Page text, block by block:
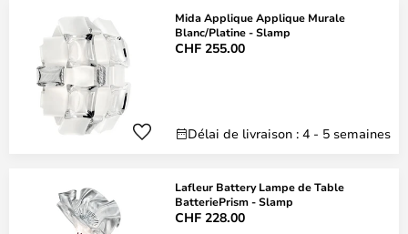
Mida Applique Applique Murale
Blanc/Platine - Slamp
CHF 255.00
Délai de livraison : 4 - 5 semaines
Lafleur Battery Lampe de Table
BatteriePrism - Slamp
CHF 228.00